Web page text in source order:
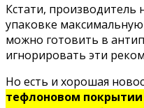
Кстати, производитель
упаковке
можно готовить в
игнорировать эти
Но есть и хорошая
тефлоновом